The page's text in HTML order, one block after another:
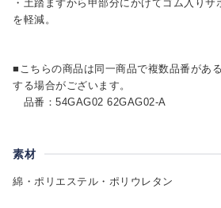
・土踏まずから甲部分にかけてゴム入り
を軽減。
■こちらの商品は同一商品で複数品番があ
する場合がございます。
品番：54GAG02 62GAG02-A
素材
綿・ポリエステル・ポリウレタン